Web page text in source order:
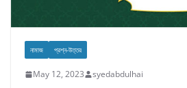
নামাজ প্রশ্ন-উত্তর
May 12, 2023 syedabdulhai